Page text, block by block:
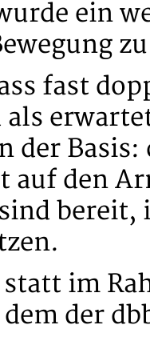
ein
fast
als
der
auf den
bereit,
im
der